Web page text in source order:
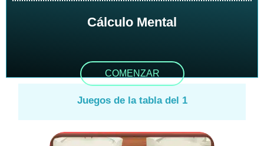
Cálculo Mental
COMENZAR
Juegos de la tabla del 1